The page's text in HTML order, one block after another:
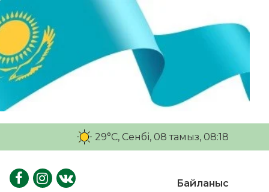
29°C, Сенбі, 08 тамыз, 08:18
Байланыс